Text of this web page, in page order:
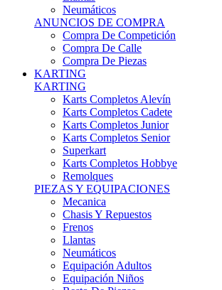
Neumáticos
ANUNCIOS DE COMPRA
Compra De Competición
Compra De Calle
Compra De Piezas
KARTING
KARTING
Karts Completos Alevín
Karts Completos Cadete
Karts Completos Junior
Karts Completos Senior
Superkart
Karts Completos Hobbye
Remolques
PIEZAS Y EQUIPACIONES
Mecanica
Chasis Y Repuestos
Frenos
Llantas
Neumáticos
Equipación Adultos
Equipación Niños